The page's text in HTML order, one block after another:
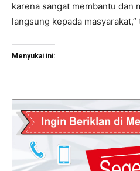
karena sangat membantu dan
langsung kepada
Menyukai ini: